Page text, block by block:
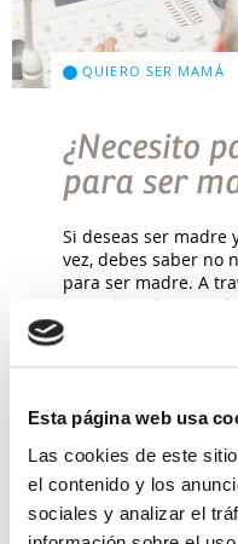
Esta página web usa
Las cookies de este
el contenido y los
sociales y analizar el
QUIERO SER MAMÁ
¿Necesito
para ser
Si deseas ser madre
vez, debes saber no
para ser madre. A
reproducción